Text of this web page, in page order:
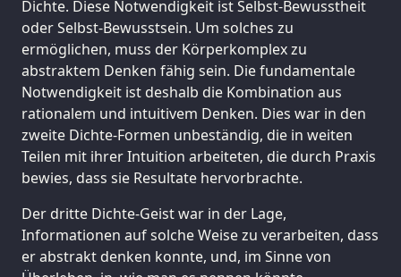
Dichte. Diese Notwendigkeit ist Selbst-Bewusstheit
oder Selbst-Bewusstsein. Um solches zu
ermöglichen, muss der Körperkomplex zu
abstraktem Denken fähig sein. Die fundamentale
Notwendigkeit ist deshalb die Kombination aus
rationalem und intuitivem Denken. Dies war in den
zweite Dichte-Formen unbeständig, die in weiten
Teilen mit ihrer Intuition arbeiteten, die durch Praxis
bewies, dass sie Resultate hervorbrachte.
Der dritte Dichte-Geist war in der Lage,
Informationen auf solche Weise zu verarbeiten, dass
er abstrakt denken konnte, und, im Sinne von